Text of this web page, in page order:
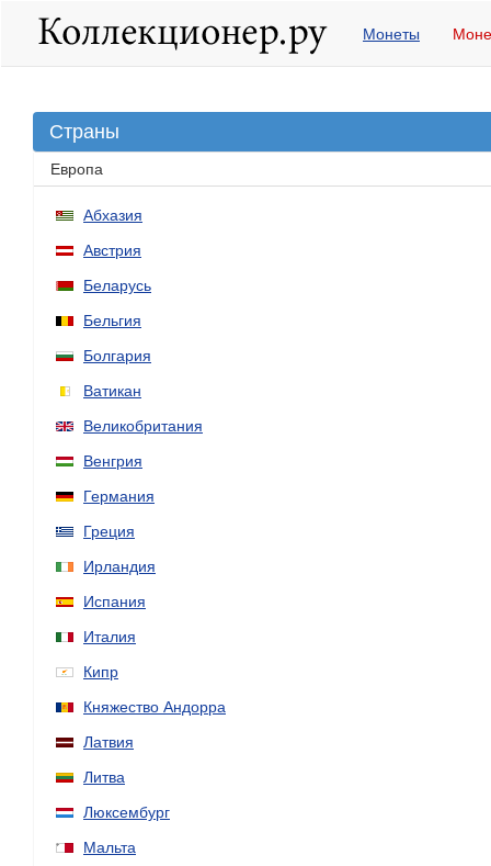
Монеты
Страны
Европа
Абхазия
Австрия
Беларусь
Бельгия
Болгария
Ватикан
Великобритания
Венгрия
Германия
Греция
Ирландия
Испания
Италия
Кипр
Княжество Андорра
Латвия
Литва
Люксембург
Мальта